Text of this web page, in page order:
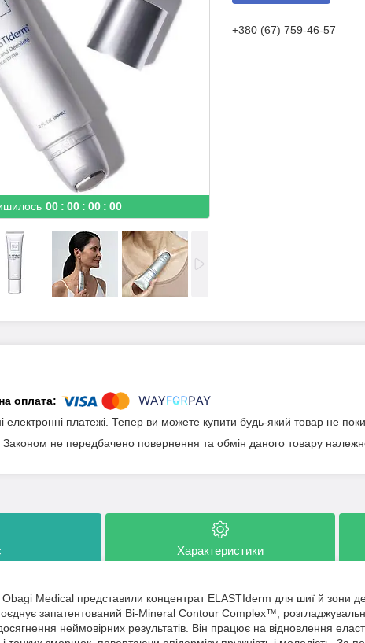
00 00 00 00
+380 (67) 759-46-57
електронні платежі. Тепер ви можете купити будь-який товар не
Законом не передбачено повернення та обмін даного товару
Характеристики
Medical представили концентрат ELASTIderm для шиї й зони
запатентований Bi-Mineral Contour Complex™,
неймовірних результатів. Він працює на відновлення